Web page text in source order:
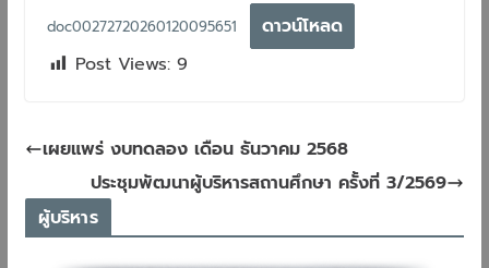
doc00272720260120095651
ดาวน์โหลด
Post Views: 9
เผยแพร่ งบทดลอง เดือน ธันวาคม 2568
ประชุมพัฒนาผู้บริหารสถานศึกษา ครั้งที่ 3/2569
ผู้บริหาร